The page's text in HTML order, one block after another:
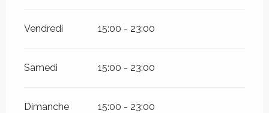
Vendredi 15:00 - 23:00
Samedi 15:00 - 23:00
Dimanche 15:00 - 23:00